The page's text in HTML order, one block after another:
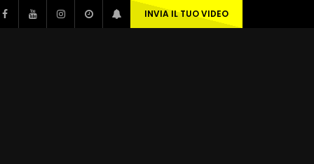
INVIA IL TUO VIDEO